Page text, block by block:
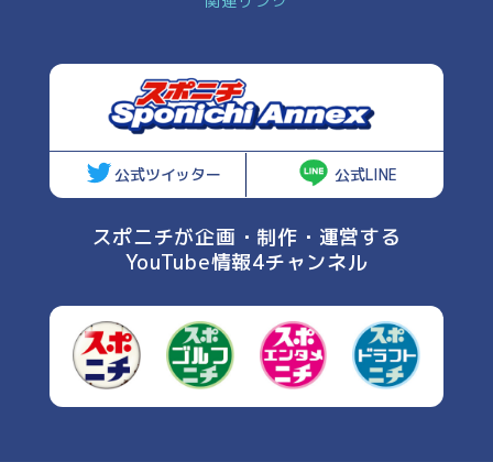
公式ツイッター 公式LINE
スポニチが企画・制作・運営する
YouTube情報4チャンネル